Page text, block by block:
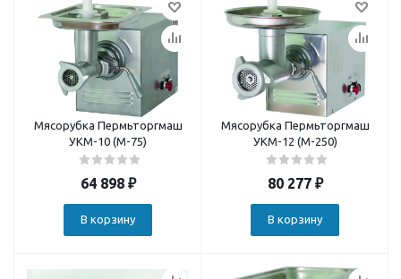
Мясорубка Пермьторгмаш
УКМ-10 (М-75)
64 898₽
В корзину
Мясорубка Пермьторгмаш
УКМ-12 (М-250)
80 277₽
В корзину